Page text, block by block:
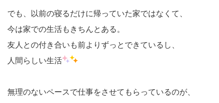
でも、以前の寝るだけに帰っていた家ではなくて、
今は家での生活もきちんとある。
友人との付き合いも前よりずっとできているし、
人間らしい生活
無理のないペースで仕事をさせてもらっているのが、